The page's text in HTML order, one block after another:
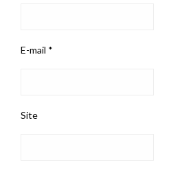
E-mail *
Site